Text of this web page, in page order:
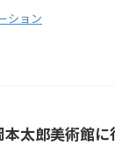
ション
本太郎美術館に